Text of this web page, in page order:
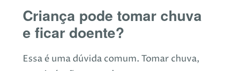
Criança pode tomar chuva
e ficar doente?
Essa é uma dúvida comum. Tomar chuva,